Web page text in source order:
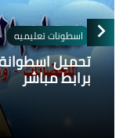
برامج كمبيوتر
التفعيل